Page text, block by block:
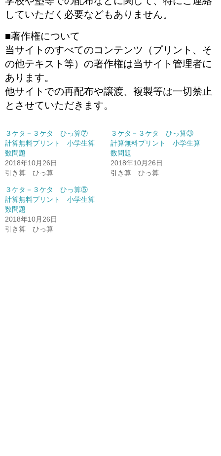
していただく必要などもありません。
■著作権について
当サイトのすべてのコンテンツ（プリント、そ
の他テキスト等）の著作権は当サイト管理者に
あります。
他サイトでの再配布や譲渡、複製等は一切禁止
とさせていただきます。
３ケタ－３ケタ ひっ算⑦
計算無料プリント 小学生算
数問題
2018年10月26日
引き算 ひっ算
３ケタ－３ケタ ひっ算③
計算無料プリント 小学生算
数問題
2018年10月26日
引き算 ひっ算
３ケタ－３ケタ ひっ算⑤
計算無料プリント 小学生算
数問題
2018年10月26日
引き算 ひっ算